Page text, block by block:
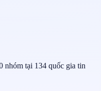
nhóm tại 134 quốc gia tin